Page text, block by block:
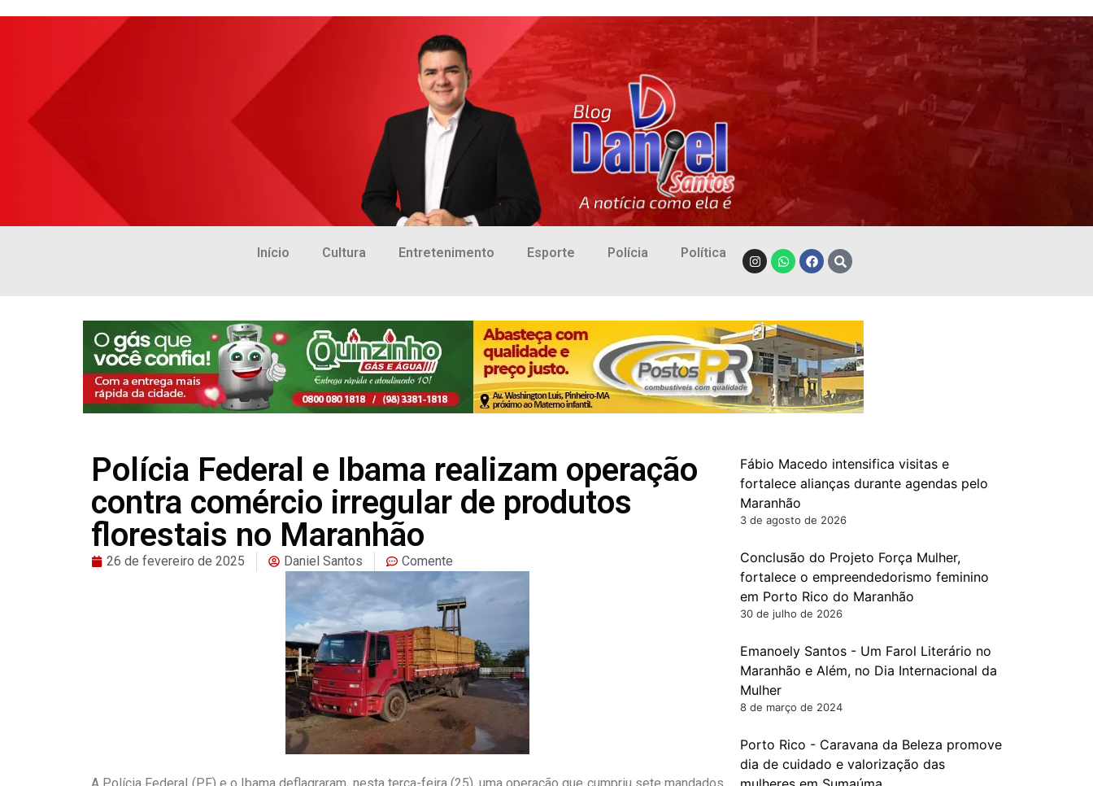
Início Cultura Entretenimento Esporte Polícia Política
Polícia Federal e Ibama realizam operação
contra comércio irregular de produtos
florestais no Maranhão
26 de fevereiro de 2025 Daniel Santos Comente
Fábio Macedo intensifica visitas e
fortalece alianças durante agendas pelo
Maranhão
3 de agosto de 2026
Conclusão do Projeto Força Mulher,
fortalece o empreendedorismo feminino
em Porto Rico do Maranhão
30 de julho de 2026
Emanoely Santos - Um Farol Literário no
Maranhão e Além, no Dia Internacional da
Mulher
8 de março de 2024
Porto Rico - Caravana da Beleza promove
dia de cuidado e valorização das